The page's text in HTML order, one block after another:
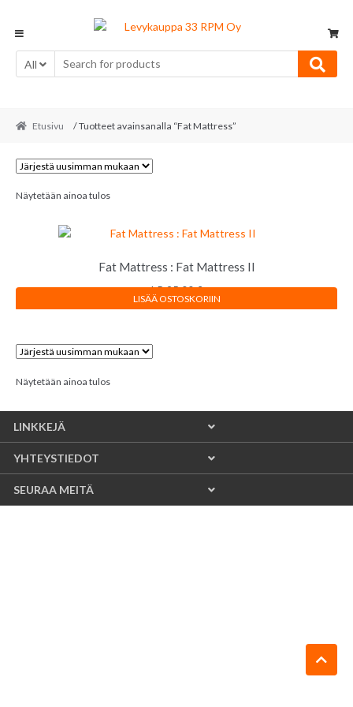
navigation
content
All
Etusivu / Tuotteet avainsanalla “Fat Mattress”
Näytetään ainoa tulos
Fat Mattress : Fat Mattress II
LP25,00€
LISÄÄ OSTOSKORIIN
Näytetään ainoa tulos
LINKKEJÄ
YHTEYSTIEDOT
SEURAA MEITÄ